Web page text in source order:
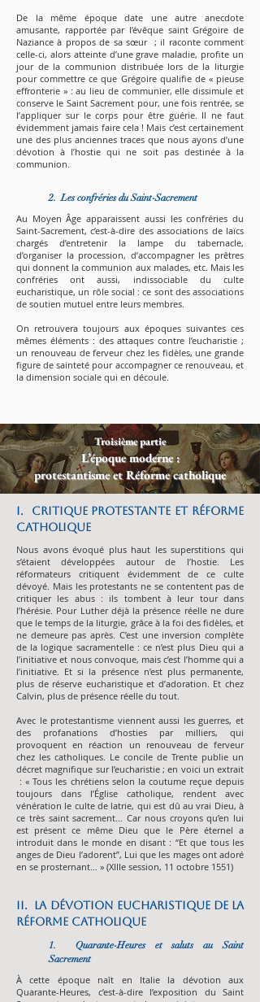
De la même époque date une autre anecdote
amusante, rapportée par l’évêque saint Grégoire de
Naziance à propos de sa sœur ; il raconte comment
celle-ci, alors atteinte d’une grave maladie, profite un
jour de la communion distribuée lors de la liturgie
pour commettre ce que Grégoire qualifie de « pieuse
effronterie » : au lieu de communier, elle dissimule et
conserve le Saint Sacrement pour, une fois rentrée, se
l’appliquer sur le corps pour être guérie. Il ne faut
évidemment jamais faire cela ! Mais c’est certainement
une des plus anciennes traces que nous ayons d’une
dévotion à l’hostie qui ne soit pas destinée à la
communion.
2. Les confréries du Saint-Sacrement
Au Moyen Âge apparaissent aussi les confréries du
Saint-Sacrement, c’est-à-dire des associations de laïcs
chargés d’entretenir la lampe du tabernacle,
d’organiser la procession, d’accompagner les prêtres
qui donnent la communion aux malades, etc. Mais les
confréries ont aussi, indissociable du culte
eucharistique, un rôle social : ce sont des associations
de soutien mutuel entre leurs membres.
On retrouvera toujours aux époques suivantes ces
mêmes éléments : des attaques contre l’eucharistie ;
un renouveau de ferveur chez les fidèles, une grande
figure de sainteté pour accompagner ce renouveau, et
la dimension sociale qui en découle.
Troisième partie
L’époque moderne :
protestantisme et Réforme catholique
I. Critique protestante et Réforme
catholique
Nous avons évoqué plus haut les superstitions qui
s’étaient développées autour de l’hostie. Les
réformateurs critiquent évidemment de ce culte
dévoyé. Mais les protestants ne se contentent pas de
critiquer les abus : ils tombent à leur tour dans
l’hérésie. Pour Luther déjà la présence réelle ne dure
que le temps de la liturgie, grâce à la foi des fidèles, et
ne demeure pas après. C’est une inversion complète
de la logique sacramentelle : ce n’est plus Dieu qui a
l’initiative et nous convoque, mais c’est l’homme qui a
l’initiative. Et si la présence n’est plus permanente,
plus de réserve eucharistique et d’adoration. Et chez
Calvin, plus de présence réelle du tout.
Avec le protestantisme viennent aussi les guerres, et
des profanations d’hosties par milliers, qui
provoquent en réaction un renouveau de ferveur
chez les catholiques. Le concile de Trente publie un
décret magnifique sur l’eucharistie ; en voici un extrait
: « Tous les chrétiens selon la coutume reçue depuis
toujours dans l’Église catholique, rendent avec
vénération le culte de latrie, qui est dû au vrai Dieu, à
ce très saint sacrement… Car nous croyons qu’en lui
est présent ce même Dieu que le Père éternel a
introduit dans le monde en disant : “Et que tous les
anges de Dieu l’adorent”, Lui que les mages ont adoré
en se prosternant… » (XIIIe session, 11 octobre 1551)
II. La dévotion eucharistique de la
Réforme catholique
1. Quarante-Heures et saluts au Saint
Sacrement
À cette époque naît en Italie la dévotion aux
Quarante-Heures, c’est-à-dire l’exposition du Saint